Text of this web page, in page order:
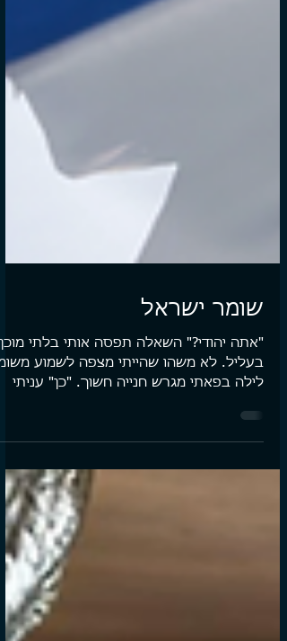
שומר ישראל
"אתה יהודי?" השאלה תפסה אותי בלתי מוכן
בעליל. לא משהו שהייתי מצפה לשמוע